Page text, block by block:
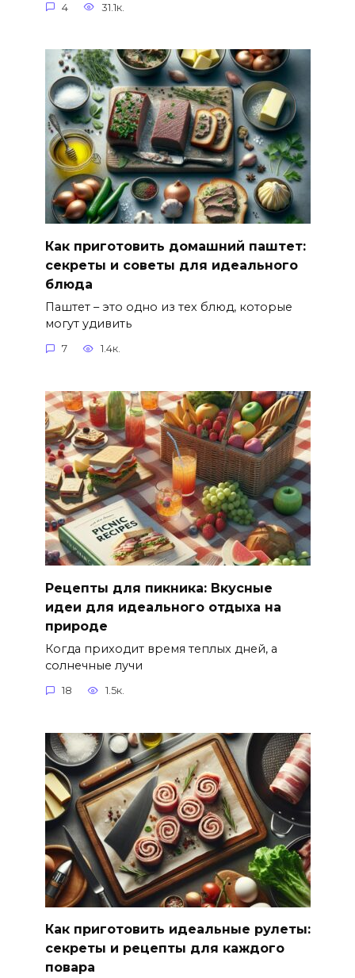
4 31.1к.
Как приготовить домашний паштет:
секреты и советы для идеального
блюда
Паштет – это одно из тех блюд, которые
могут удивить
7 1.4к.
Рецепты для пикника: Вкусные
идеи для идеального отдыха на
природе
Когда приходит время теплых дней, а
солнечные лучи
18 1.5к.
Как приготовить идеальные рулеты:
секреты и рецепты для каждого
повара